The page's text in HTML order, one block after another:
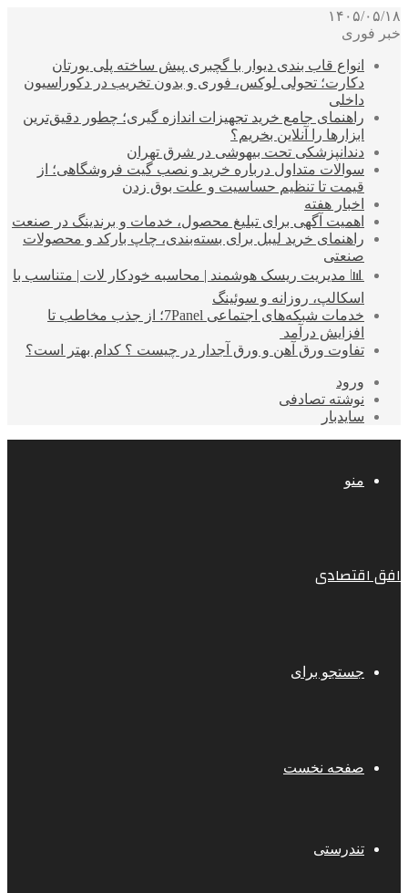
۱۴۰۵/۰۵/۱۸
خبر فوری
انواع قاب بندی دیوار با گچبری پیش ساخته پلی یورتان
دکارت؛ تحولی لوکس، فوری و بدون تخریب در دکوراسیون
داخلی
راهنمای جامع خرید تجهیزات اندازه گیری؛ چطور دقیق‌ترین
ابزارها را آنلاین بخریم؟
دندانپزشکی تحت بیهوشی در شرق تهران
سوالات متداول درباره خرید و نصب گیت فروشگاهی؛ از
قیمت تا تنظیم حساسیت و علت بوق زدن
اخبار هفته
اهمیت آگهی برای تبلیغ محصول، خدمات و برندینگ در صنعت
راهنمای خرید لیبل برای بسته‌بندی، چاپ بارکد و محصولات
صنعتی
📊 مدیریت ریسک هوشمند | محاسبه خودکار لات | متناسب با
اسکالپ، روزانه و سوئینگ
خدمات شبکه‌های اجتماعی 7Panel؛ از جذب مخاطب تا
افزایش درآمد
تفاوت ورق آهن و ورق آجدار در چیست ؟ کدام بهتر است؟
ورود
نوشته تصادفی
سایدبار
منو
افق اقتصادی
جستجو برای
صفحه نخست
تندرستی